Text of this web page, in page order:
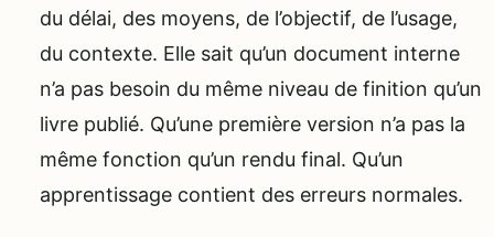
du délai, des moyens, de l’objectif, de l’usage,
du contexte. Elle sait qu’un document interne
n’a pas besoin du même niveau de finition qu’un
livre publié. Qu’une première version n’a pas la
même fonction qu’un rendu final. Qu’un
apprentissage contient des erreurs normales.